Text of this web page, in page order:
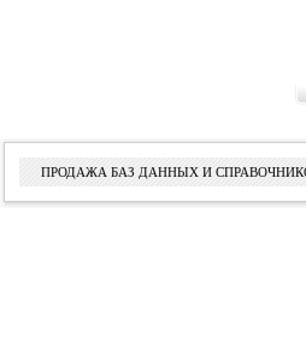
ПРОДАЖА БАЗ ДАННЫХ И